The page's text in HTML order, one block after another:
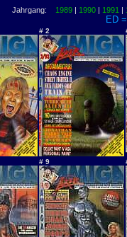
Jahrgang: 1989 | 1990 | 1991 |
ED
# 2
# 9